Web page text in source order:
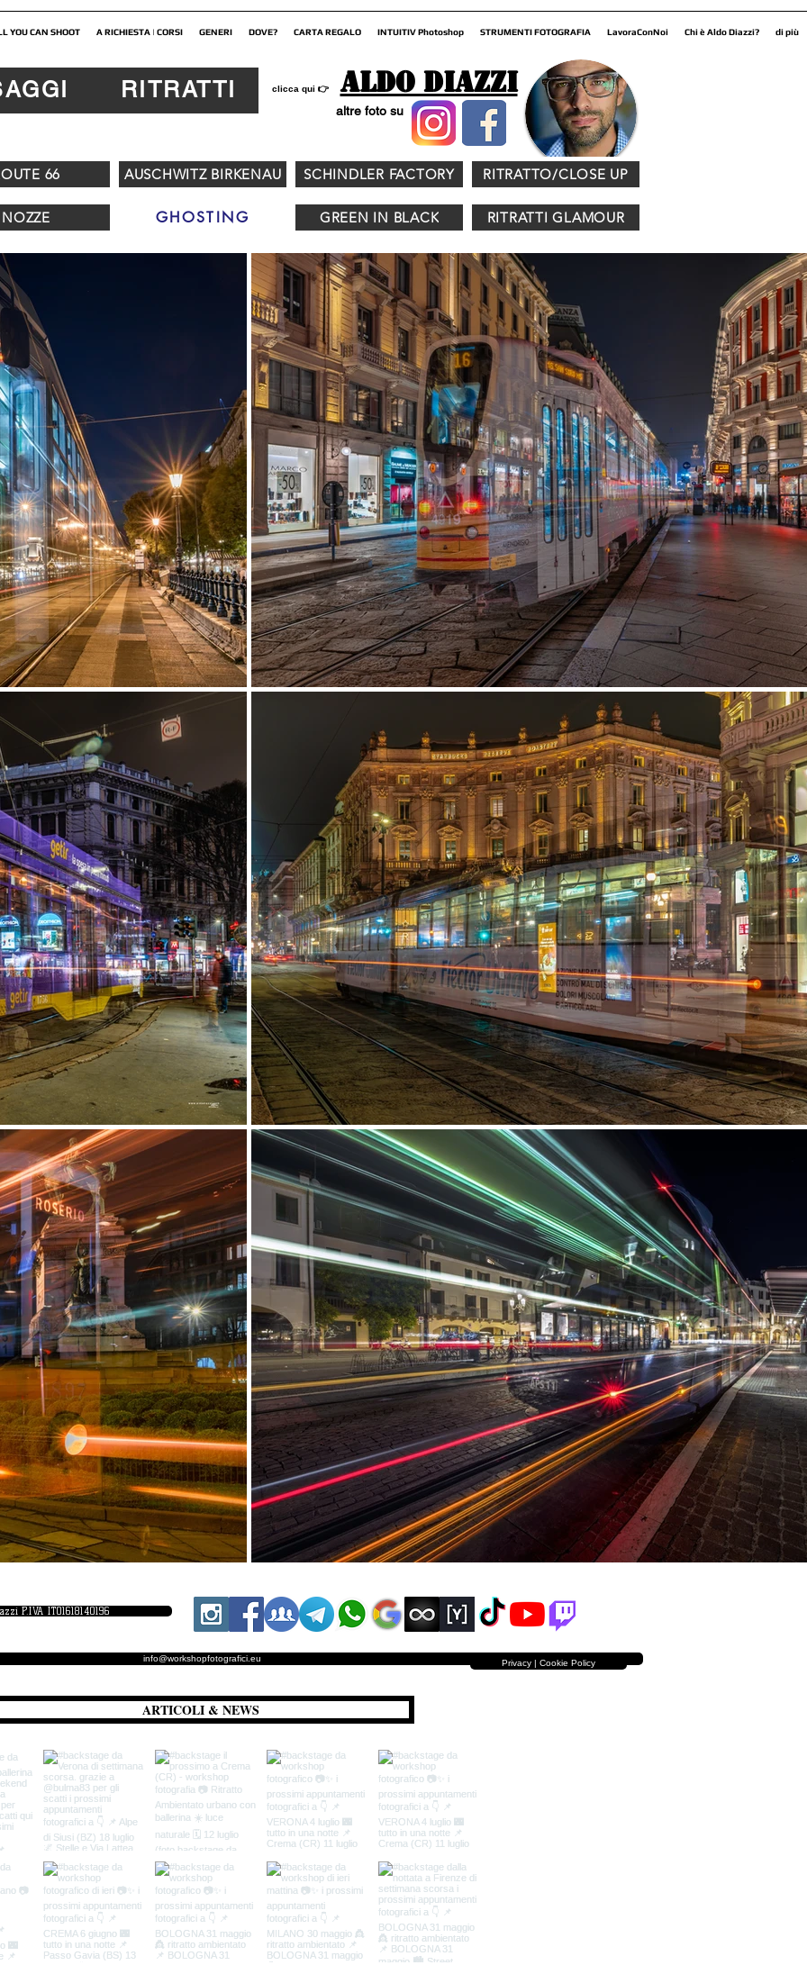
YOU CAN SHOOT A RICHIESTA | CORSI GENERI DOVE? CARTA REGALO INTUITIV Photoshop STRUMENTI FOTOGRAFIA LavoraConNoi Chi è Aldo Diazzi? di più
altre foto su
66 AUSCHWITZ BIRKENAU
clicca qui 👉 Aldo Diazzi
NOZZE GHOSTING GREEN IN BLACK RITRATTI GLAMOUR
RITRATTO/CLOSE UP
SCHINDLER FACTORY
RITRATTI
info@workshopfotografici.eu Privacy | Cookie Policy
P.IVA IT01618140196
ARTICOLI & NEWS